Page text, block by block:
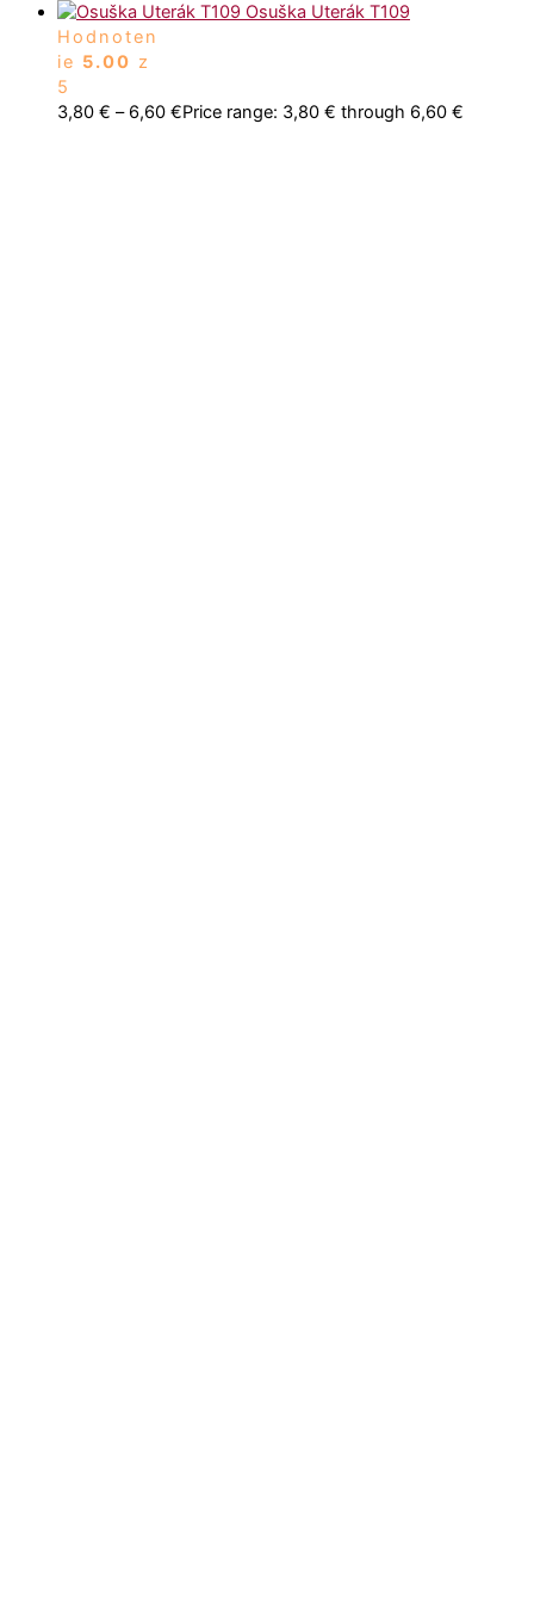
Osuška Uterák T109
Hodnoten
ie 5.00 z
5
3,80 € – 6,60 €Price range: 3,80 € through 6,60 €